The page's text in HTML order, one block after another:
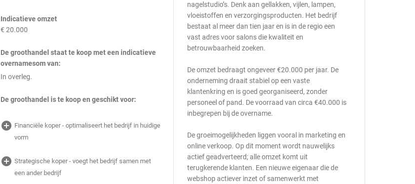
Indicatieve omzet
€ 20.000
De groothandel staat te koop met een indicatieve
overnamesom van:
In overleg.
De groothandel is te koop en geschikt voor:
add_circle Financiële koper - optimaliseert het bedrijf in huidige
vorm
add_circle Strategische koper - voegt het bedrijf samen met
een ander bedrijf
nagelstudio’s. Denk aan gellakken, vijlen, lampen,
vloeistoffen en verzorgingsproducten. Het bedrijf
bestaat al meer dan tien jaar en is in de regio een
vast adres voor salons die kwaliteit en
betrouwbaarheid zoeken.
De omzet bedraagt ongeveer €20.000 per jaar. De
onderneming draait stabiel op een vaste
klantenkring en is goed georganiseerd, zonder
personeel of pand. De voorraad van circa €40.000 is
inbegrepen bij de overname.
De groeimogelijkheden liggen vooral in marketing en
online verkoop. Op dit moment wordt nauwelijks
actief geadverteerd; alle omzet komt uit
terugkerende klanten. Een nieuwe eigenaar die de
webshop actiever inzet of samenwerkt met